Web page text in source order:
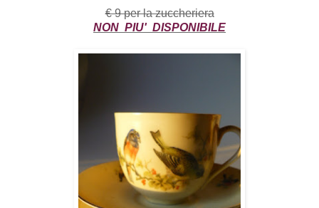
€ 9 per la zuccheriera
NON PIU' DISPONIBILE